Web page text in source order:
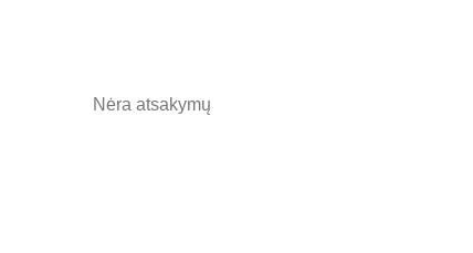
Nėra atsakymų